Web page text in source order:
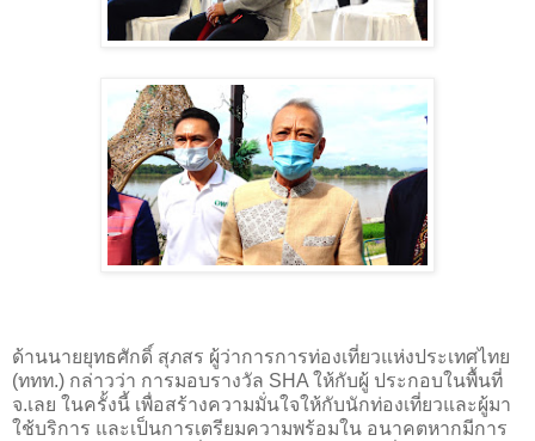
ด้านนายยุทธศักดิ์ สุภสร ผู้ว่าการการท่องเที่ยวแห่งประเทศไทย
(ททท.) กล่าวว่า การมอบรางวัล SHA ให้กับผู้ ประกอบในพื้นที่
จ.เลย ในครั้งนี้ เพื่อสร้างความมั่นใจให้กับนักท่องเที่ยวและผู้มา
ใช้บริการ และเป็นการเตรียมความพร้อมใน อนาคตหากมีการ